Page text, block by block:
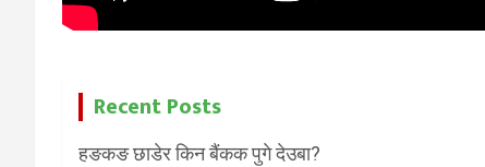
Recent Posts
हङकङ छाडेर किन बैंकक पुगे देउबा?